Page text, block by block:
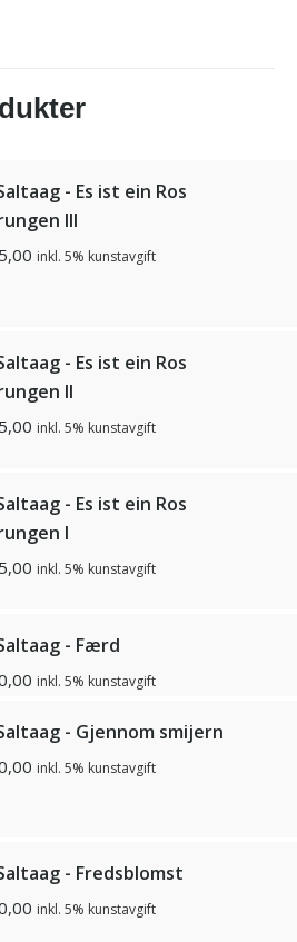
- Es ist ein Ros
Ill
inkl. 5% kunstavgift
- Es ist ein Ros
Il
inkl. 5% kunstavgift
- Es ist ein Ros
I
inkl. 5% kunstavgift
- Færd
inkl. 5% kunstavgift
- Gjennom smijern
inkl. 5% kunstavgift
- Fredsblomst
inkl. 5% kunstavgift